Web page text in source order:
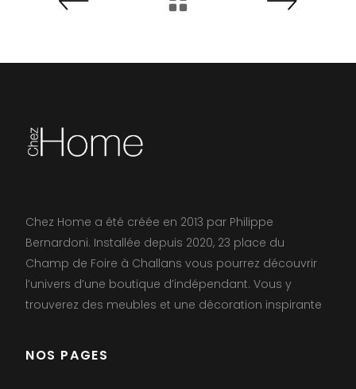
Chez Home a été créée en 2013 par Philippe
Bernardoni. Installée depuis 2020, 23 place du
Champ de Foire à Challans vous pourrez découvrir
l’univers d’une boutique d’indépendant. Vous y
trouverez des meubles et une décoration inspirante
NOS PAGES